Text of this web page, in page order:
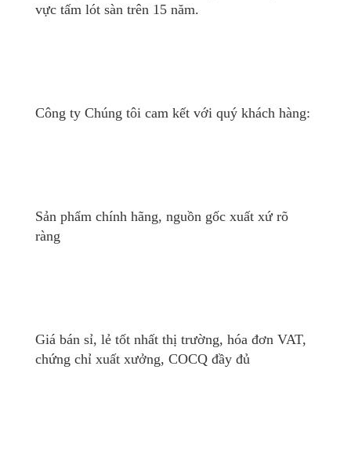
vực tấm lót sàn trên 15 năm.
Công ty Chúng tôi cam kết với quý khách hàng:
Sản phẩm chính hãng, nguồn gốc xuất xứ rõ
ràng
Giá bán sỉ, lẻ tốt nhất thị trường, hóa đơn VAT,
chứng chỉ xuất xưởng, COCQ đầy đủ